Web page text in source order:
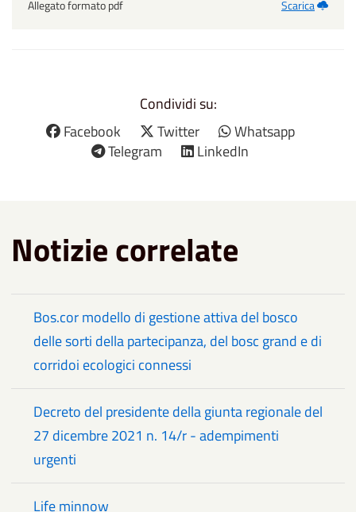
Allegato formato pdf Scarica
Condividi su:
Facebook
Twitter
Whatsapp
Telegram
LinkedIn
Notizie correlate
Bos.cor modello di gestione attiva del bosco
delle sorti della partecipanza, del bosc grand e di
corridoi ecologici connessi
Decreto del presidente della giunta regionale del
27 dicembre 2021 n. 14/r - adempimenti
urgenti
Life minnow